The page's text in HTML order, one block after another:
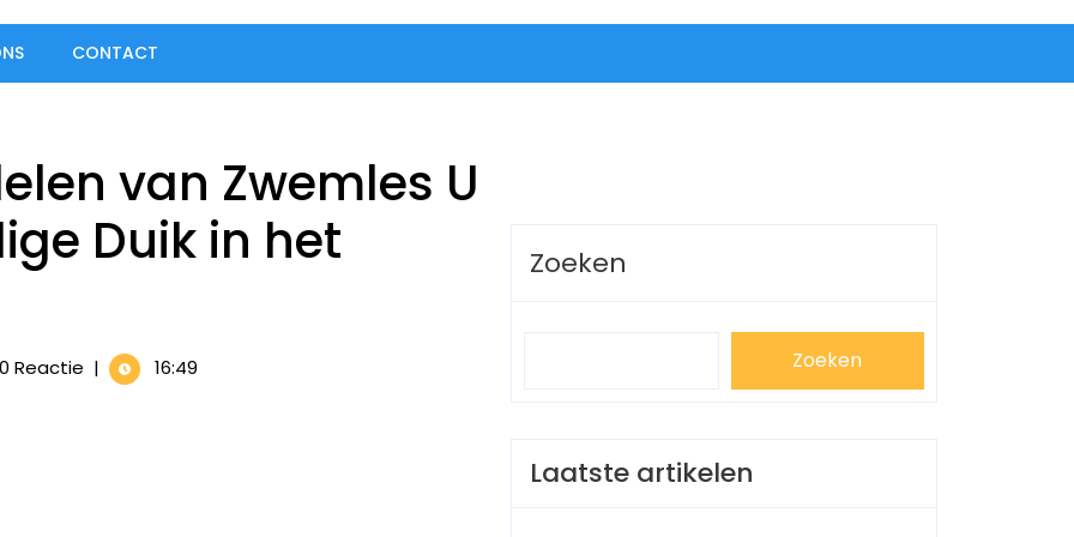
CONTACT
van Zwemles U
Duik in het
0 Reactie | 16:49
Zoeken
Zoeken
Laatste artikelen